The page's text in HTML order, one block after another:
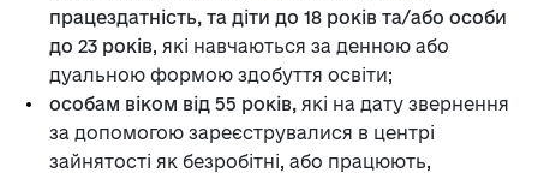
працездатність, та діти до 18 років та/або особи
до 23 років, які навчаються за денною або
дуальною формою здобуття освіти;
особам віком від 55 років, які на дату звернення
за допомогою зареєструвалися в центрі
зайнятості як безробітні, або працюють,